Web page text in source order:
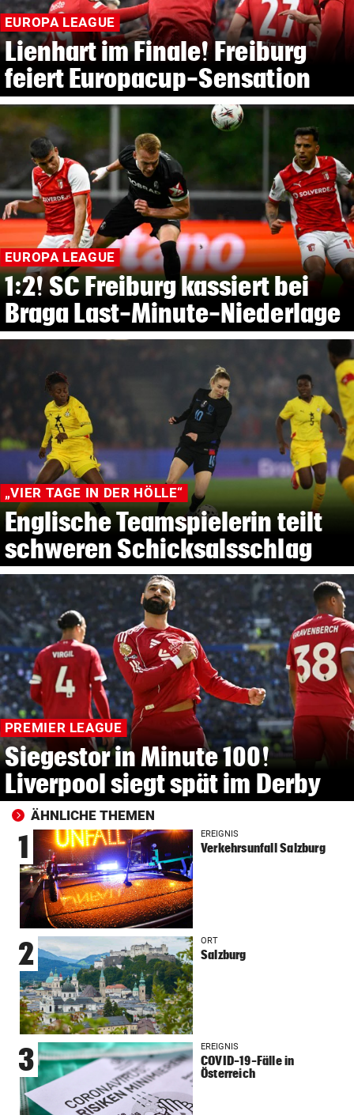
EUROPA LEAGUE
Lienhart im Finale! Freiburg
feiert Europacup-Sensation
EUROPA LEAGUE
1:2! SC Freiburg kassiert bei
Braga Last-Minute-Niederlage
„VIER TAGE IN DER HÖLLE“
Englische Teamspielerin teilt
schweren Schicksalsschlag
PREMIER LEAGUE
Siegestor in Minute 100!
Liverpool siegt spät im Derby
ÄHNLICHE THEMEN
1 EREIGNIS
Verkehrsunfall Salzburg
2 ORT
Salzburg
3 EREIGNIS
COVID-19-Fälle in
Österreich